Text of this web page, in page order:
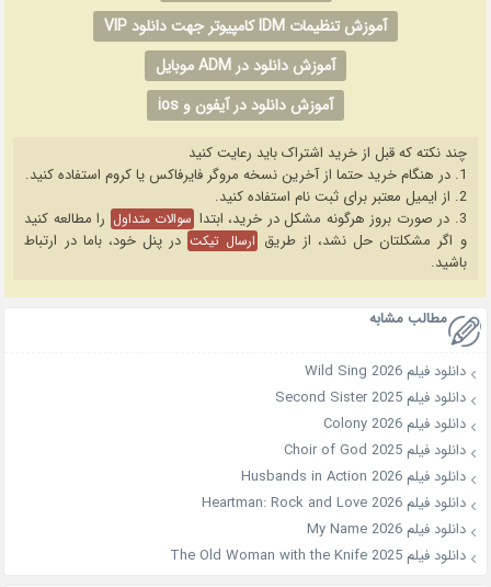
آموزش تنظیمات IDM کامپیوتر جهت دانلود VIP
آموزش دانلود در ADM موبایل
آموزش دانلود در آیفون و ios
چند نکته که قبل از خرید اشتراک باید رعایت کنید
1. در هنگام خرید حتما از آخرین نسخه مروگر فایرفاکس یا کروم استفاده کنید.
2. از ایمیل معتبر برای ثبت نام استفاده کنید.
3. در صورت بروز هرگونه مشکل در خرید، ابتدا
سوالات متداول را مطالعه کنید
و اگر مشکلتان حل نشد، از طریق ارسال تیکت در پنل خود، باما در ارتباط
باشید.
مطالب مشابه
دانلود فیلم Wild Sing 2026
دانلود فیلم Second Sister 2025
دانلود فیلم Colony 2026
دانلود فیلم Choir of God 2025
دانلود فیلم Husbands in Action 2026
دانلود فیلم Heartman: Rock and Love 2026
دانلود فیلم My Name 2026
دانلود فیلم The Old Woman with the Knife 2025